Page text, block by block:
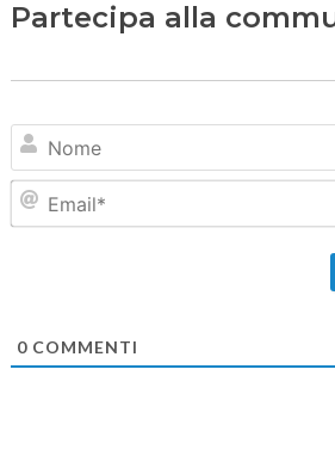
Partecipa alla
0COMMENTI